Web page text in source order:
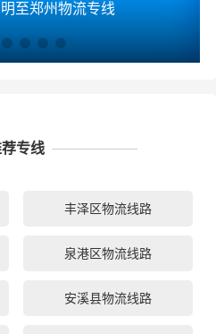
至郑州物流专线
专线
丰泽区物流线路
泉港区物流线路
安溪县物流线路